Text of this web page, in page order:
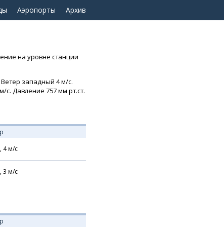
Аэропорты Архив
на уровне станции
западный 4 м/с.
с. Давление 757 мм рт.ст.
4м/с
3 м/с